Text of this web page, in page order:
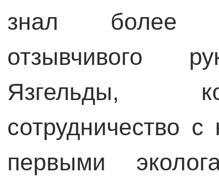
знал более
отзывчивого
Язгельды,
сотрудничество
первыми